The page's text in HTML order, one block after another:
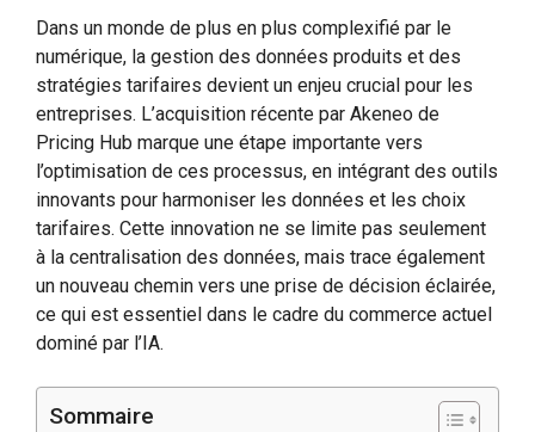
Dans un monde de plus en plus complexifié par le
numérique, la gestion des données produits et des
stratégies tarifaires devient un enjeu crucial pour les
entreprises. L’acquisition récente par Akeneo de
Pricing Hub marque une étape importante vers
l’optimisation de ces processus, en intégrant des outils
innovants pour harmoniser les données et les choix
tarifaires. Cette innovation ne se limite pas seulement
à la centralisation des données, mais trace également
un nouveau chemin vers une prise de décision éclairée,
ce qui est essentiel dans le cadre du commerce actuel
dominé par l’IA.
Sommaire